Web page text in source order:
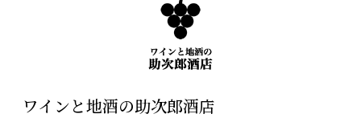
ワインと地酒の助次郎酒店